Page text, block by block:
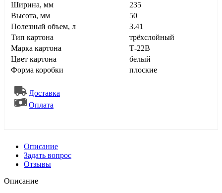
Ширина, мм
235
Высота, мм
50
Полезный объем, л
3.41
Тип картона
трёхслойный
Марка картона
Т-22В
Цвет картона
белый
Форма коробки
плоские
Доставка
Оплата
Описание
Задать вопрос
Отзывы
Описание